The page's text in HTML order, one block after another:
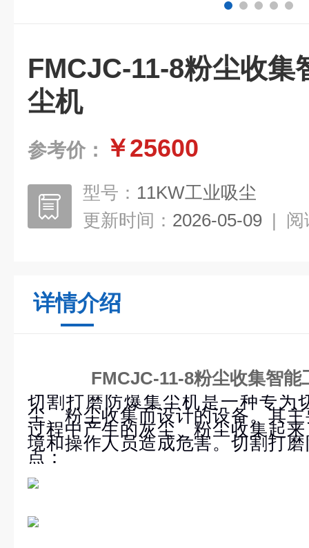
FMCJC-11-8粉尘收集
尘机
参考价： ￥25600
型号： 11KW工业吸尘
更新时间： 2026-05-09 | 阅
详情介绍
FMCJC-11-8粉尘收集智能
切割打磨防爆集尘机是一种专为
尘、粉尘收集而设计的设备。其
过程中产生的灰尘、粉尘收集起
境和操作人员造成危害。切割打
点：